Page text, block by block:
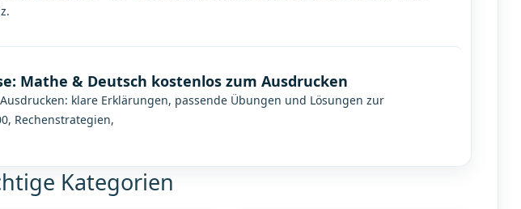
Mathe & Deutsch kostenlos zum Ausdrucken
klare Erklärungen, passende Übungen und Lösungen zur
Rechenstrategien,
Kategorien